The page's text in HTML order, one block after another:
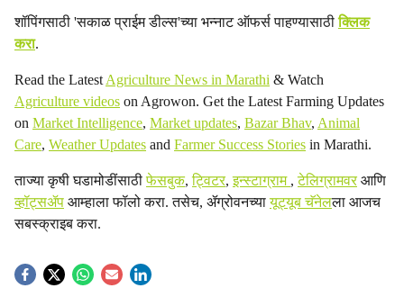
शॉपिंगसाठी 'सकाळ प्राईम डील्स'च्या भन्नाट ऑफर्स पाहण्यासाठीक्लिक
करा.
Read the Latest Agriculture News in Marathi & Watch
Agriculture videos on Agrowon. Get the Latest Farming Updates
on Market Intelligence, Market updates, Bazar Bhav, Animal
Care, Weather Updates and Farmer Success Stories in Marathi.
ताज्या कृषी घडामोडींसाठीफेसबुक,ट्विटर,इन्स्टाग्राम ,टेलिग्रामवरआणि
व्हॉट्सॲप आम्हाला फॉलो करा. तसेच, ॲग्रोवनच्यायूट्यूब चॅनेलला आजच
सबस्क्राइब करा.